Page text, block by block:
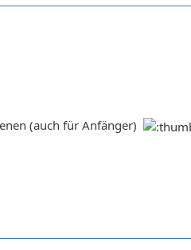
(auch für Anfänger)